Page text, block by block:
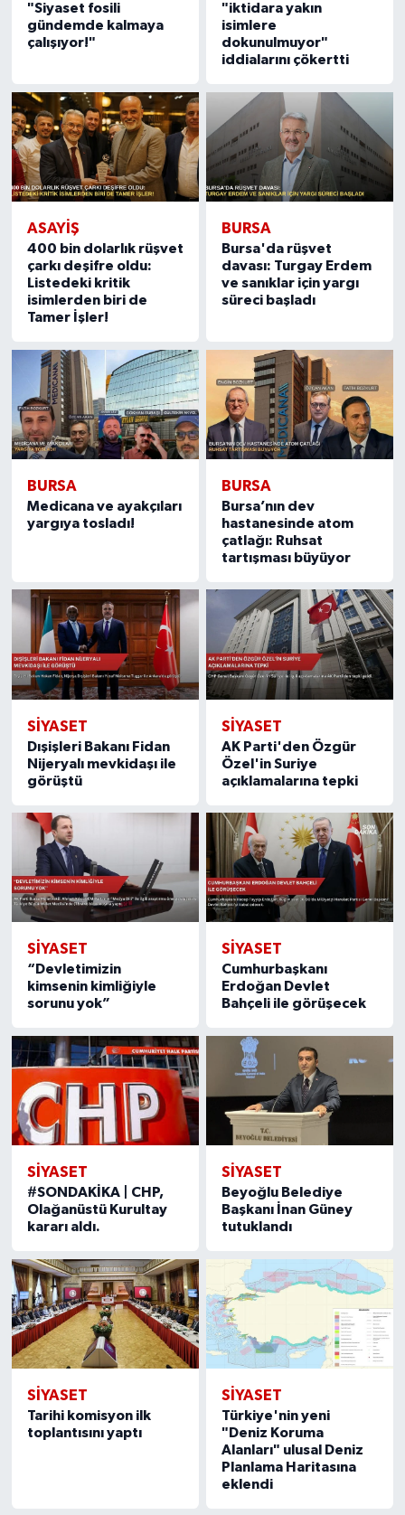
"Siyaset fosili
gündemde kalmaya
çalışıyor!"
"iktidara yakın
isimlere
dokunulmuyor"
iddialarını çökertti
ASAYIŞ
400 bin dolarlık rüşvet
çarkı deşifre oldu:
Listedeki kritik
isimlerden biri de
Tamer İşler!
BURSA
Bursa'da rüşvet
davası: Turgay Erdem
ve sanıklar için yargı
süreci başladı
BURSA
Medicana ve ayakçıları
yargıya tosladı!
BURSA
Bursa’nın dev
hastanesinde atom
çatlağı: Ruhsat
tartışması büyüyor
SIYASET
Dışişleri Bakanı Fidan
Nijeryalı mevkidaşı ile
görüştü
SIYASET
AK Parti'den Özgür
Özel'in Suriye
açıklamalarına tepki
SIYASET
“Devletimizin
kimsenin kimliğiyle
sorunu yok”
SIYASET
Cumhurbaşkanı
Erdoğan Devlet
Bahçeli ile görüşecek
SIYASET
#SONDAKİKA | CHP,
Olağanüstü Kurultay
kararı aldı.
SIYASET
Beyoğlu Belediye
Başkanı İnan Güney
tutuklandı
SIYASET
Tarihi komisyon ilk
toplantısını yaptı
SIYASET
Türkiye'nin yeni
"Deniz Koruma
Alanları" ulusal Deniz
Planlama Haritasına
eklendi